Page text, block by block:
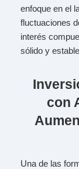
enfoque en el
fluctuaciones
interés
sólido y
con
Una de las